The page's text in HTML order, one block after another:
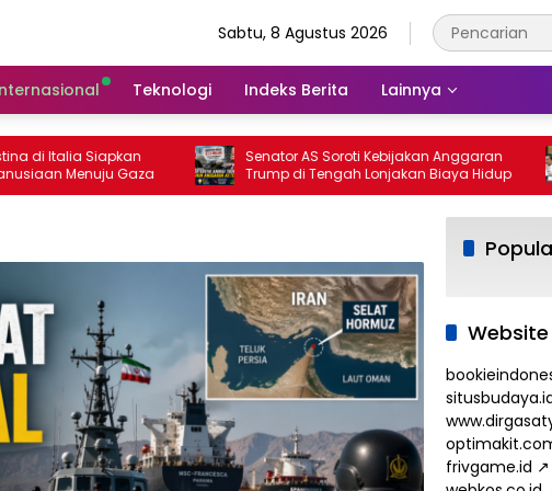
Sabtu, 8 Agustus 2026
Teknologi Indeks Berita Lainnya
Siapkan
Menuju Gaza
Senator AS Soroti Kebijakan Anggaran
Trump di Tengah Lonjakan Biaya Hidup
frivgame.id ↗